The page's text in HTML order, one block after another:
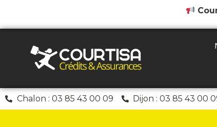
Chalon : 03 85 43 00 09 Dijon : 03 85 43 00